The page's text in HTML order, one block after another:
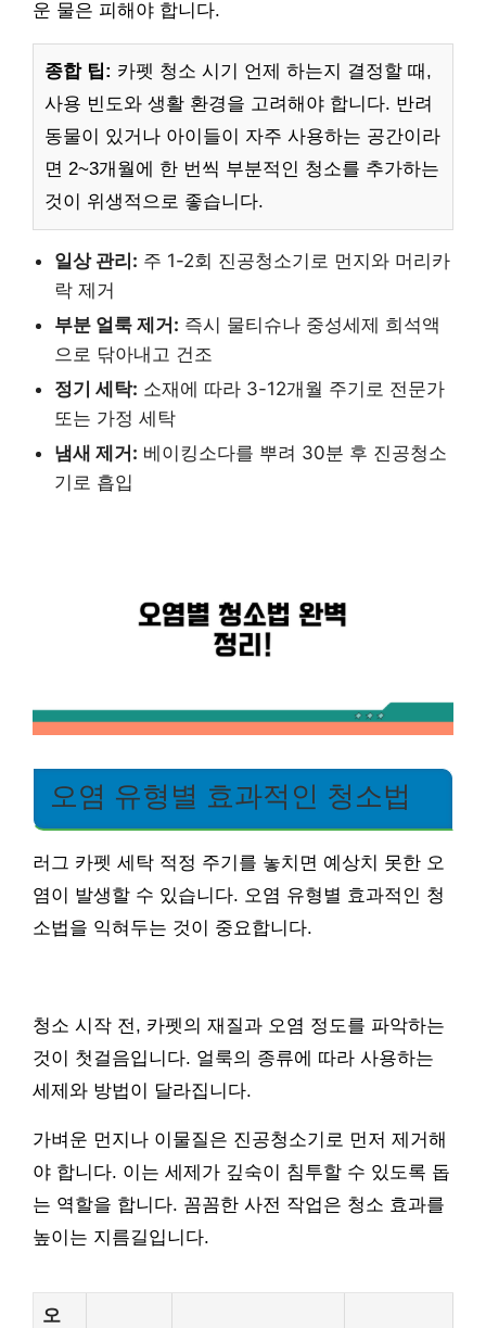
운 물은 피해야 합니다.
종합 팁: 카펫 청소 시기 언제 하는지 결정할 때,
사용 빈도와 생활 환경을 고려해야 합니다. 반려
동물이 있거나 아이들이 자주 사용하는 공간이라
면 2~3개월에 한 번씩 부분적인 청소를 추가하는
것이 위생적으로 좋습니다.
일상 관리: 주 1-2회 진공청소기로 먼지와 머리카
락 제거
부분 얼룩 제거: 즉시 물티슈나 중성세제 희석액
으로 닦아내고 건조
정기 세탁: 소재에 따라 3-12개월 주기로 전문가
또는 가정 세탁
냄새 제거: 베이킹소다를 뿌려 30분 후 진공청소
기로 흡입
오염 유형별 효과적인 청소법
러그 카펫 세탁 적정 주기를 놓치면 예상치 못한 오
염이 발생할 수 있습니다. 오염 유형별 효과적인 청
소법을 익혀두는 것이 중요합니다.
청소 시작 전, 카펫의 재질과 오염 정도를 파악하는
것이 첫걸음입니다. 얼룩의 종류에 따라 사용하는
세제와 방법이 달라집니다.
가벼운 먼지나 이물질은 진공청소기로 먼저 제거해
야 합니다. 이는 세제가 깊숙이 침투할 수 있도록 돕
는 역할을 합니다. 꼼꼼한 사전 작업은 청소 효과를
높이는 지름길입니다.
오